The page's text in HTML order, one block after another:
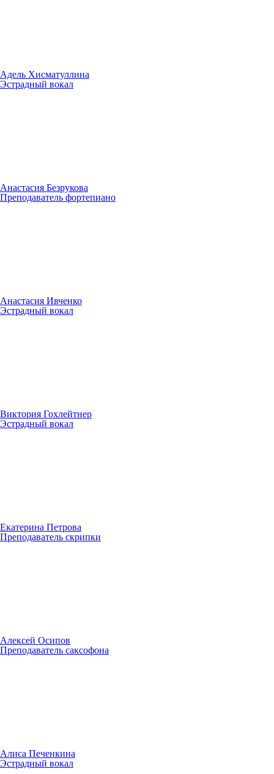
Адель Хисматуллина
Эстрадный вокал
Анастасия Безрукова
Преподаватель фортепиано
Анастасия Ивченко
Эстрадный вокал
Виктория Гохлейтнер
Эстрадный вокал
Екатерина Петрова
Преподаватель скрипки
Алексей Осипов
Преподаватель саксофона
Алиса Печенкина
Эстрадный вокал